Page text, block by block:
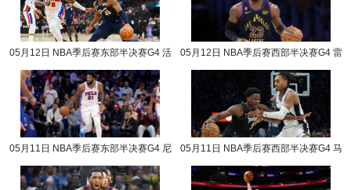
05月12日 NBA季后赛东部半决赛G4 活
05月12日 NBA季后赛西部半决赛G4 雷
05月11日 NBA季后赛东部半决赛G4 尼
05月11日 NBA季后赛西部半决赛G4 马